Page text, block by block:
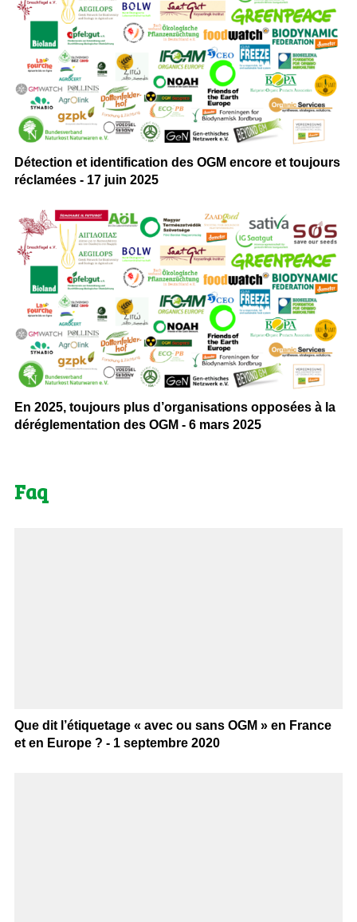
Détection et identification des OGM encore et toujours
réclamées - 17 juin 2025
En 2025, toujours plus d’organisations opposées à la
déréglementation des OGM - 6 mars 2025
Faq
Que dit l’étiquetage « avec ou sans OGM » en France
et en Europe ? - 1 septembre 2020